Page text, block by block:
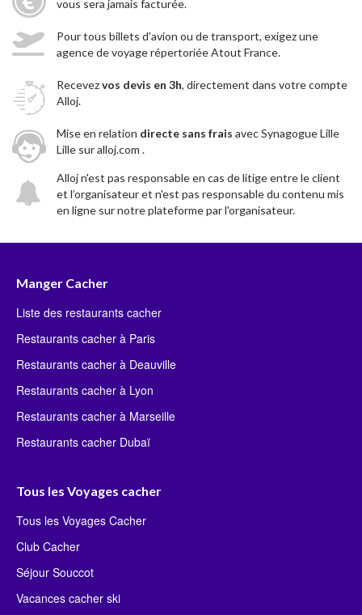
vous sera jamais facturée.
Pour tous billets d'avion ou de transport, exigez une
agence de voyage répertoriée Atout France.
Recevezvos devis en 3h, directement dans votre compte
Alloj.
Mise en relation directe sans frais avec Synagogue Lille
Lille sur alloj.com .
Alloj n'est pas responsable en cas de litige entre le client
et l’organisateur et n'est pas responsable du contenu mis
en ligne sur notre plateforme par l'organisateur.
Manger Cacher
Liste des restaurants cacher
Restaurants cacher à Paris
Restaurants cacher à Deauville
Restaurants cacher à Lyon
Restaurants cacher à Marseille
Restaurants cacher Dubaï
Tous les Voyages cacher
Tous les Voyages Cacher
Club Cacher
Séjour Souccot
Vacances cacher ski